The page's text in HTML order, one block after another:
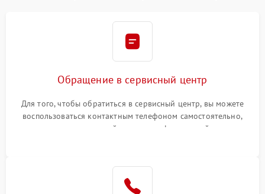
Обращение в сервисный центр
Для того, чтобы обратиться в сервисный центр, вы можете
воспользоваться контактным телефоном самостоятельно,
или оставить свой номер телефона на сайте